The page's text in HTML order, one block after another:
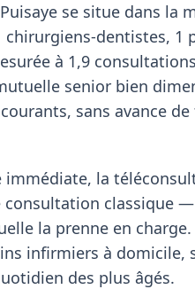
se situe dans la
dentistes, 1
à 1,9
senior bien
sans avance
immédiate, la
classique
la prenne en
infirmiers à domicile,
des plus âgés.